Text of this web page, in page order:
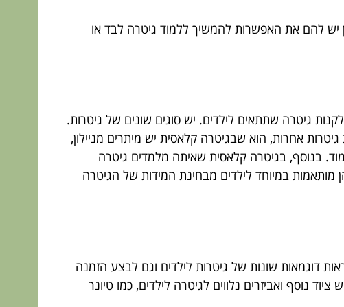
להם את האפשרות להמשיך ללמוד גיטרה לבד או
גיטרה שתתאים לילדים. יש סוגים שונים של גיטרות.
אחרות, הוא שבגיטרה קלאסית יש מיתרים מניילון,
בנוסף, בגיטרה קלאסית שאיתה מלמדים גיטרה
במיוחד לילדים מבחינת המידות של הגיטרה
דוגמאות שונות של גיטרות לילדים וגם לבצע הזמנה
נוסף ואביזרים נלווים לגיטרה לילדים, כמו טיונר